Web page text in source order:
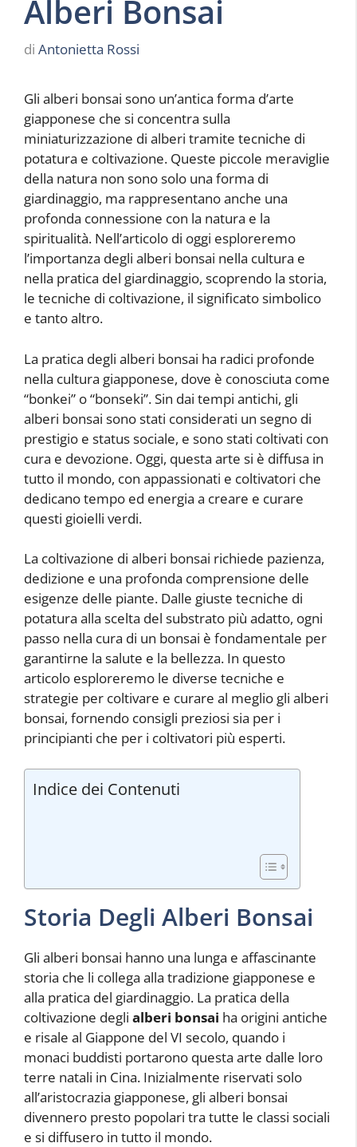
Alberi Bonsai
di Antonietta Rossi
Gli alberi bonsai sono un’antica forma d’arte
giapponese che si concentra sulla
miniaturizzazione di alberi tramite tecniche di
potatura e coltivazione. Queste piccole meraviglie
della natura non sono solo una forma di
giardinaggio, ma rappresentano anche una
profonda connessione con la natura e la
spiritualità. Nell’articolo di oggi esploreremo
l’importanza degli alberi bonsai nella cultura e
nella pratica del giardinaggio, scoprendo la storia,
le tecniche di coltivazione, il significato simbolico
e tanto altro.
La pratica degli alberi bonsai ha radici profonde
nella cultura giapponese, dove è conosciuta come
“bonkei” o “bonseki”. Sin dai tempi antichi, gli
alberi bonsai sono stati considerati un segno di
prestigio e status sociale, e sono stati coltivati con
cura e devozione. Oggi, questa arte si è diffusa in
tutto il mondo, con appassionati e coltivatori che
dedicano tempo ed energia a creare e curare
questi gioielli verdi.
La coltivazione di alberi bonsai richiede pazienza,
dedizione e una profonda comprensione delle
esigenze delle piante. Dalle giuste tecniche di
potatura alla scelta del substrato più adatto, ogni
passo nella cura di un bonsai è fondamentale per
garantirne la salute e la bellezza. In questo
articolo esploreremo le diverse tecniche e
strategie per coltivare e curare al meglio gli alberi
bonsai, fornendo consigli preziosi sia per i
principianti che per i coltivatori più esperti.
Indice dei Contenuti
Storia Degli Alberi Bonsai
Gli alberi bonsai hanno una lunga e affascinante
storia che li collega alla tradizione giapponese e
alla pratica del giardinaggio. La pratica della
coltivazione degli alberi bonsai ha origini antiche
e risale al Giappone del VI secolo, quando i
monaci buddisti portarono questa arte dalle loro
terre natali in Cina. Inizialmente riservati solo
all’aristocrazia giapponese, gli alberi bonsai
divennero presto popolari tra tutte le classi sociali
e si diffusero in tutto il mondo.